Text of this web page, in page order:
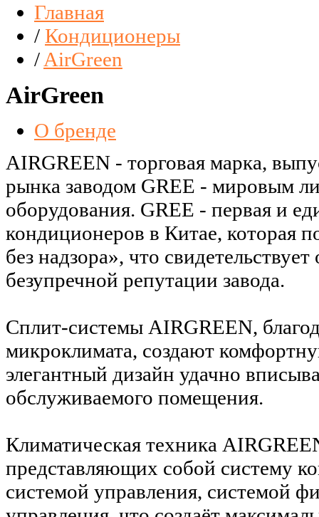
Главная
/ Кондиционеры
/ AirGreen
AirGreen
О бренде
AIRGREEN - торговая марка,
рынка заводом GREE - мировым
оборудования. GREE - первая и
кондиционеров в Китае, которая
без надзора», что
безупречной репутации завода.
Сплит-системы AIRGREEN,
микроклимата, создают
элегантный дизайн удачно
обслуживаемого помещения.
Климатическая техника
представляющих собой систему
системой управления, системой